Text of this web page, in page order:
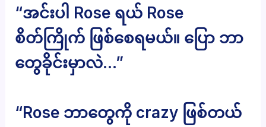
“အင်းပါ Rose ရယ် Rose
စိတ်ကြိုက် ဖြစ်စေရမယ်။ ပြော ဘာ
တွေခိုင်းမှာလဲ…”
“Rose ဘာတွေကို crazy ဖြစ်တယ်